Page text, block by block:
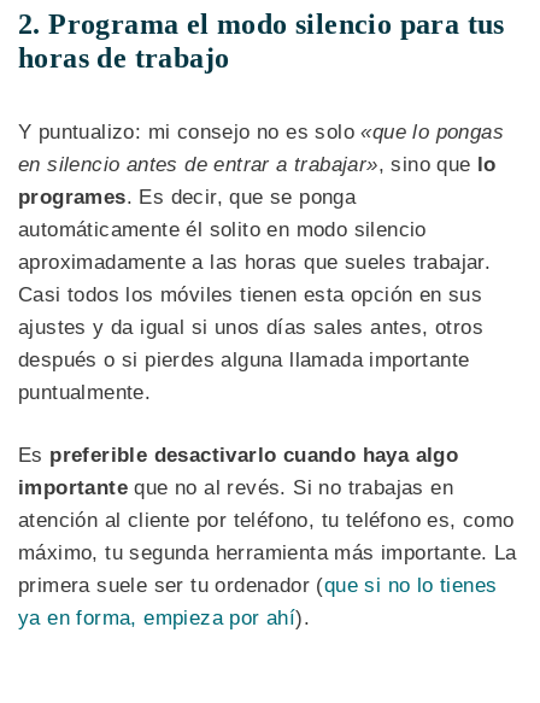
2. Programa el modo silencio para tus
horas de trabajo
Y puntualizo: mi consejo no es solo«que lo pongas
en silencio antes de entrar a trabajar», sino que lo
programes. Es decir, que se ponga
automáticamente él solito en modo silencio
aproximadamente a las horas que sueles trabajar.
Casi todos los móviles tienen esta opción en sus
ajustes y da igual si unos días sales antes, otros
después o si pierdes alguna llamada importante
puntualmente.
Es preferible desactivarlo cuando haya algo
importante que no al revés. Si no trabajas en
atención al cliente por teléfono, tu teléfono es, como
máximo, tu segunda herramienta más importante. La
primera suele ser tu ordenador (que si no lo tienes
ya en forma, empieza por ahí).